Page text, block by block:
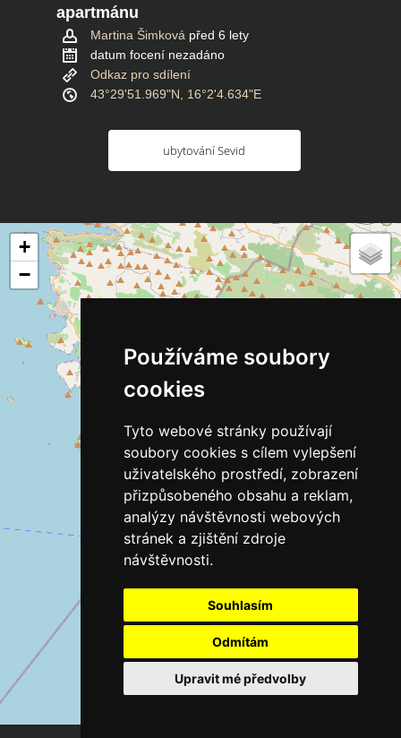
Používáme soubory
cookies
Tyto webové stránky používají
soubory cookies s cílem vylepšení
uživatelského prostředí, zobrazení
přizpůsobeného obsahu a reklam,
analýzy návštěvnosti webových
stránek a zjištění zdroje
návštěvnosti.
Souhlasím
Odmítám
Upravit mé předvolby
apartmánu
Martina Šimková před 6 lety
datum focení nezadáno
Odkaz pro sdílení
43°29'51.969"N, 16°2'4.634"E
ubytování Sevid
+
−